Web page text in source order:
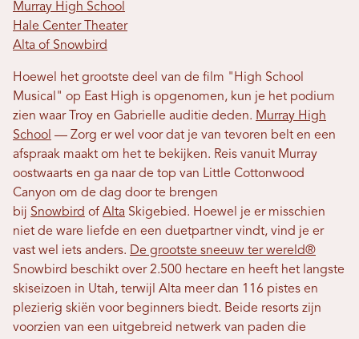
Murray High School
Hale Center Theater
Alta of Snowbird
Hoewel het grootste deel van de film "High School
Musical" op East High is opgenomen, kun je het podium
zien waar Troy en Gabrielle auditie deden. Murray High
School — Zorg er wel voor dat je van tevoren belt en een
afspraak maakt om het te bekijken. Reis vanuit Murray
oostwaarts en ga naar de top van Little Cottonwood
Canyon om de dag door te brengen
bij Snowbird of Alta Skigebied. Hoewel je er misschien
niet de ware liefde en een duetpartner vindt, vind je er
vast wel iets anders. De grootste sneeuw ter wereld®
Snowbird beschikt over 2.500 hectare en heeft het langste
skiseizoen in Utah, terwijl Alta meer dan 116 pistes en
plezierig skiën voor beginners biedt. Beide resorts zijn
voorzien van een uitgebreid netwerk van paden die